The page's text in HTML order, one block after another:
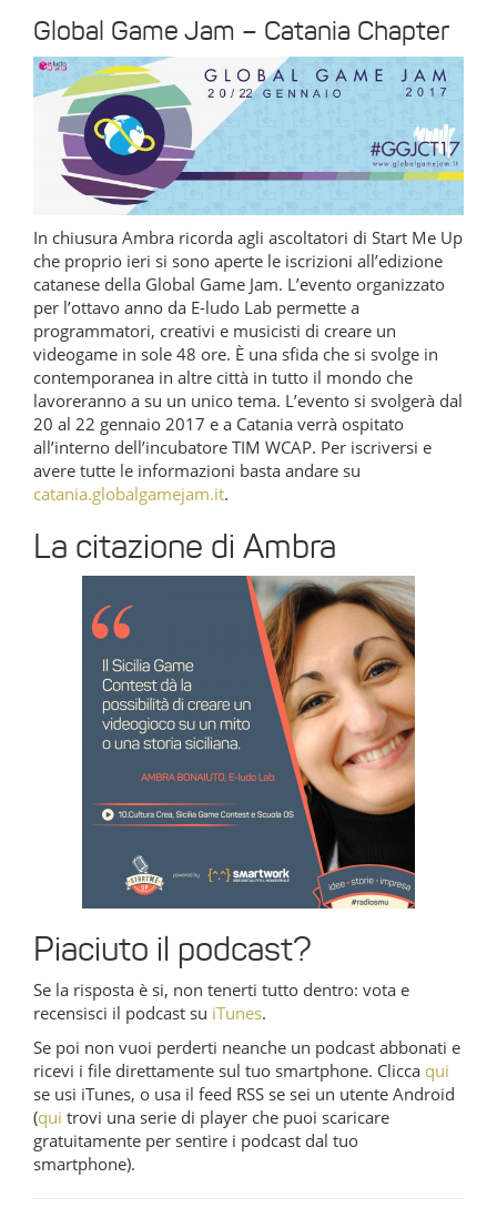
Global Game Jam – Catania Chapter
In chiusura Ambra ricorda agli ascoltatori di Start Me Up
che proprio ieri si sono aperte le iscrizioni all’edizione
catanese della Global Game Jam. L’evento organizzato
per l’ottavo anno da E-ludo Lab permette a
programmatori, creativi e musicisti di creare un
videogame in sole 48 ore. È una sfida che si svolge in
contemporanea in altre città in tutto il mondo che
lavoreranno a su un unico tema. L’evento si svolgerà dal
20 al 22 gennaio 2017 e a Catania verrà ospitato
all’interno dell’incubatore TIM WCAP. Per iscriversi e
avere tutte le informazioni basta andare su
catania.globalgamejam.it.
La citazione di Ambra
Piaciuto il podcast?
Se la risposta è si, non tenerti tutto dentro: vota e
recensisci il podcast su iTunes.
Se poi non vuoi perderti neanche un podcast abbonati e
ricevi i file direttamente sul tuo smartphone. Clicca qui
se usi iTunes, o usa il feed RSS se sei un utente Android
(qui trovi una serie di player che puoi scaricare
gratuitamente per sentire i podcast dal tuo
smartphone).